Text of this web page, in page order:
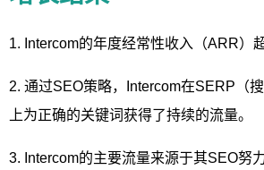
1. Intercom的年度经常性收入（ARR）
2. 通过SEO策略，Intercom在SERP（
上为正确的关键词获得了持续的流量。
3. Intercom的主要流量来源于其SEO努